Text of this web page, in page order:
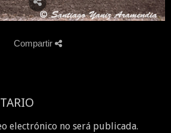
Compartir
electrónico no será publicada.